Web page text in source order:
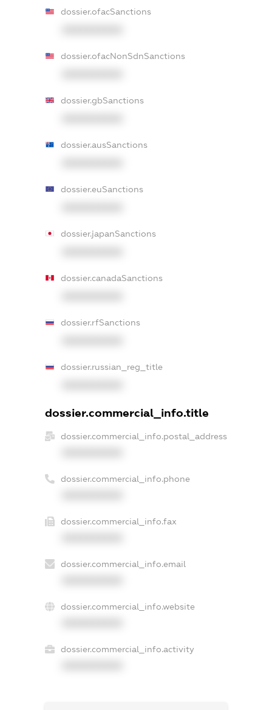
dossier.ofacSanctions
dossier.ofacNonSdnSanctions
dossier.gbSanctions
dossier.ausSanctions
dossier.euSanctions
dossier.japanSanctions
dossier.canadaSanctions
dossier.rfSanctions
dossier.russian_reg_title
dossier.commercial_info.title
dossier.commercial_info.postal_address
dossier.commercial_info.phone
dossier.commercial_info.fax
dossier.commercial_info.email
dossier.commercial_info.website
dossier.commercial_info.activity